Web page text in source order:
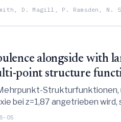
einer Abdeckung der
D. Magill, P. Ramsden,
alongside with
point structure
Strukturfunktionen,
bei z=1,87 angetrieben
im ausströmenden Wind
05